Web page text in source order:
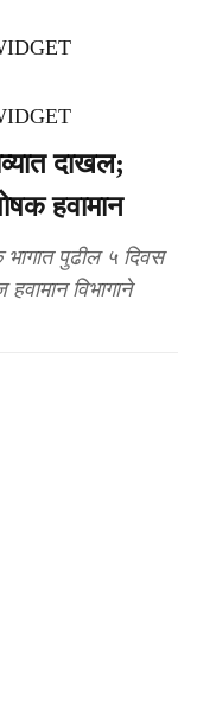
दाखल;
हवामान
पुढील ५ दिवस
विभागाने